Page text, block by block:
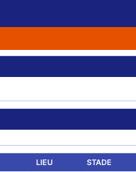
LIEU STADE